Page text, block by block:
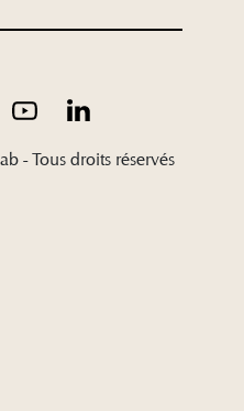
- Tous droits réservés